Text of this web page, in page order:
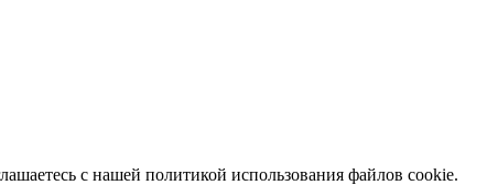
с нашей политикой использования файлов cookie.